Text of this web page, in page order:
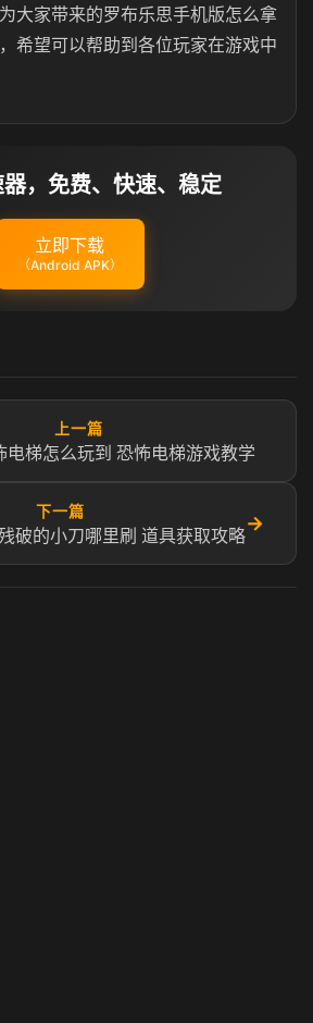
大家带来的罗布乐思手机版怎么拿
希望可以帮助到各位玩家在游戏中
，免费、快速、稳定
立即下载
（Android APK）
上一篇
电梯怎么玩到 恐怖电梯游戏教学
下一篇
破的小刀哪里刷 道具获取攻略
→